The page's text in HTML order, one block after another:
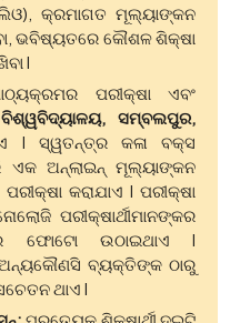
କ୍ରମାଗତ ମୂଲ୍ୟାଙ୍କନ
ଭବିଷ୍ୟତରେ କୌଶଳ ଶିକ୍ଷା
I
ପରୀକ୍ଷା ଏବଂ
ସମ୍ବଲପୁର,
I ସ୍ୱତନ୍ତ୍ର କଳା ବକ୍ସ
ଏକ ଅନ୍᠎᠎᠎ଲାଇନ୍ ମୂଲ୍ୟାଙ୍କନ
କରାଯାଏ I ପରୀକ୍ଷା
ପରୀକ୍ଷାର୍ଥୀମାନଙ୍କର
ଫୋଟୋ ଉଠାଇଥାଏ I
ଅନ୍ୟକୌଣସି ବ୍ୟକ୍ତିଙ୍କ ଠାରୁ
ଥାଏ I